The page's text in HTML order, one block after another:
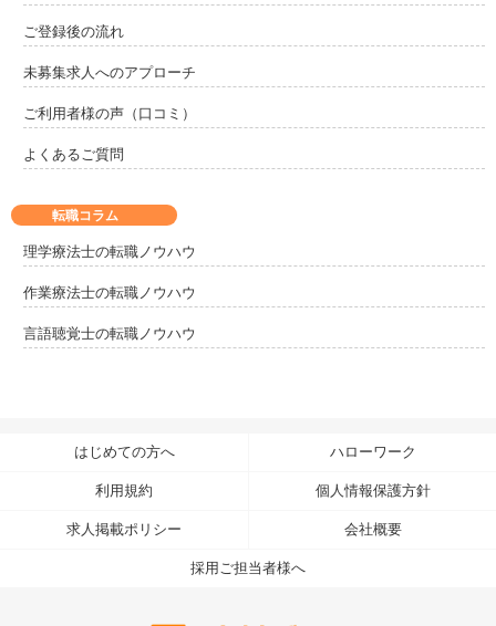
ご登録後の流れ
未募集求人へのアプローチ
ご利用者様の声（口コミ）
よくあるご質問
転職コラム
理学療法士の転職ノウハウ
作業療法士の転職ノウハウ
言語聴覚士の転職ノウハウ
はじめての方へ ハローワーク
利用規約 個人情報保護方針
求人掲載ポリシー 会社概要
採用ご担当者様へ